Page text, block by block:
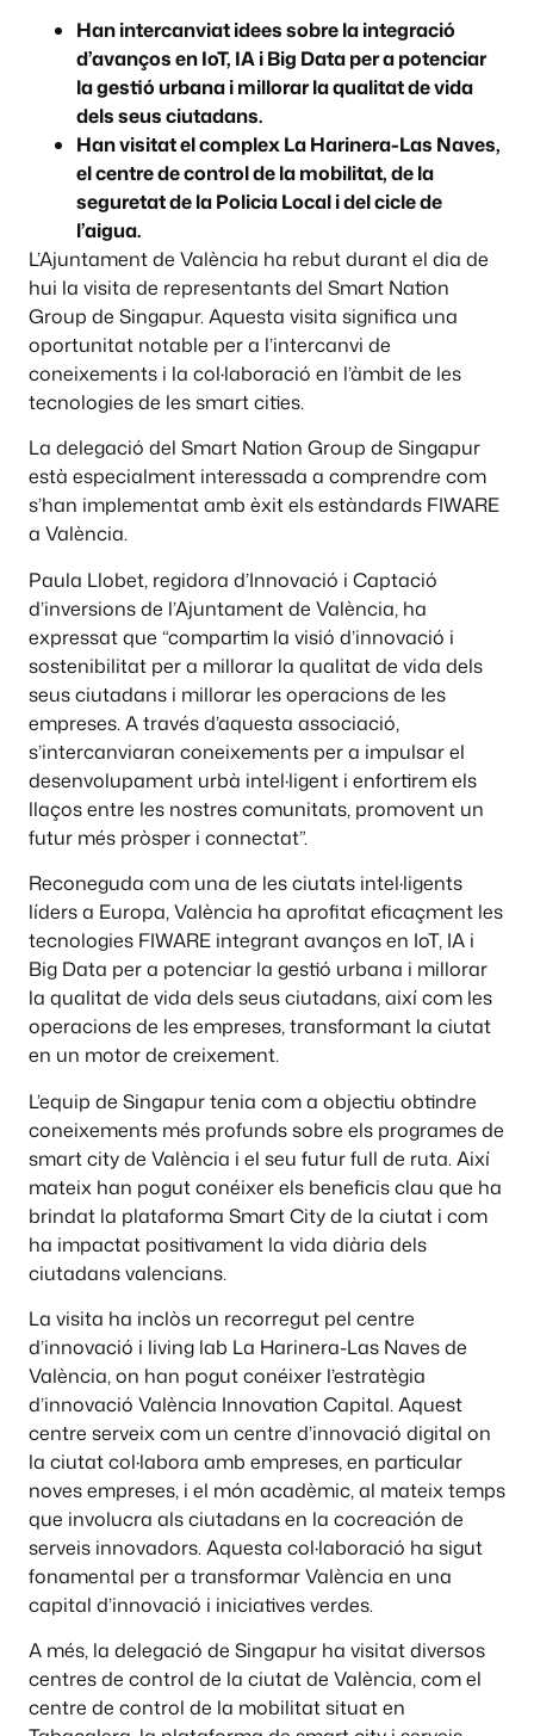
Han intercanviat idees sobre la integració
d’avanços en IoT, IA i Big Data per a potenciar
la gestió urbana i millorar la qualitat de vida
dels seus ciutadans.
Han visitat el complex La Harinera-Las Naves,
el centre de control de la mobilitat, de la
seguretat de la Policia Local i del cicle de
l’aigua.
L’Ajuntament de València ha rebut durant el dia de
hui la visita de representants del Smart Nation
Group de Singapur. Aquesta visita significa una
oportunitat notable per a l’intercanvi de
coneixements i la col·laboració en l’àmbit de les
tecnologies de les smart cities.
La delegació del Smart Nation Group de Singapur
està especialment interessada a comprendre com
s’han implementat amb èxit els estàndards FIWARE
a València.
Paula Llobet, regidora d’Innovació i Captació
d’inversions de l’Ajuntament de València, ha
expressat que “compartim la visió d’innovació i
sostenibilitat per a millorar la qualitat de vida dels
seus ciutadans i millorar les operacions de les
empreses. A través d’aquesta associació,
s’intercanviaran coneixements per a impulsar el
desenvolupament urbà intel·ligent i enfortirem els
llaços entre les nostres comunitats, promovent un
futur més pròsper i connectat”.
Reconeguda com una de les ciutats intel·ligents
líders a Europa, València ha aprofitat eficaçment les
tecnologies FIWARE integrant avanços en IoT, IA i
Big Data per a potenciar la gestió urbana i millorar
la qualitat de vida dels seus ciutadans, així com les
operacions de les empreses, transformant la ciutat
en un motor de creixement.
L’equip de Singapur tenia com a objectiu obtindre
coneixements més profunds sobre els programes de
smart city de València i el seu futur full de ruta. Així
mateix han pogut conéixer els beneficis clau que ha
brindat la plataforma Smart City de la ciutat i com
ha impactat positivament la vida diària dels
ciutadans valencians.
La visita ha inclòs un recorregut pel centre
d’innovació i living lab La Harinera-Las Naves de
València, on han pogut conéixer l’estratègia
d’innovació València Innovation Capital. Aquest
centre serveix com un centre d’innovació digital on
la ciutat col·labora amb empreses, en particular
noves empreses, i el món acadèmic, al mateix temps
que involucra als ciutadans en la cocreación de
serveis innovadors. Aquesta col·laboració ha sigut
fonamental per a transformar València en una
capital d’innovació i iniciatives verdes.
A més, la delegació de Singapur ha visitat diversos
centres de control de la ciutat de València, com el
centre de control de la mobilitat situat en